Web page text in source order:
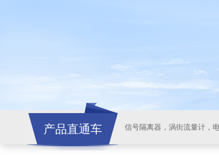
产品直通车 信号隔离器，涡街流量计，